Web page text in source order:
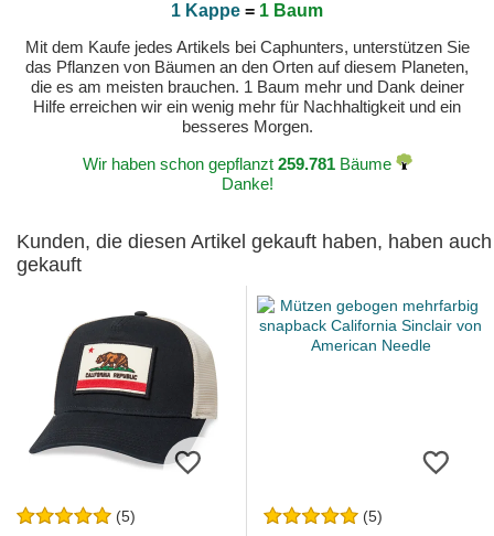
1 Kappe = 1 Baum
Mit dem Kaufe jedes Artikels bei Caphunters, unterstützen Sie
das Pflanzen von Bäumen an den Orten auf diesem Planeten,
die es am meisten brauchen. 1 Baum mehr und Dank deiner
Hilfe erreichen wir ein wenig mehr für Nachhaltigkeit und ein
besseres Morgen.
Wir haben schon gepflanzt 259.781Bäume
Danke!
Kunden, die diesen Artikel gekauft haben, haben auch
gekauft
(5) (5)